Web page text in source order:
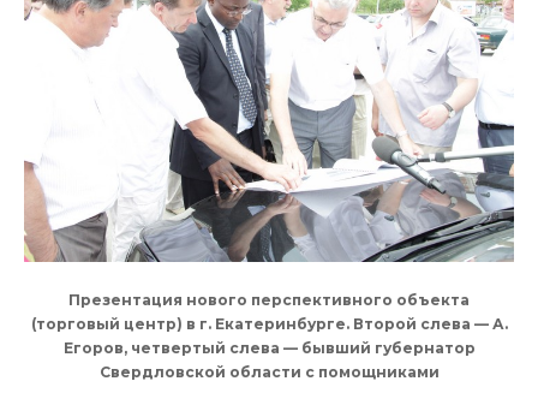
Презентация нового перспективного объекта
(торговый центр) в г. Екатеринбурге. Второй слева — А.
Егоров, четвертый слева — бывший губернатор
Свердловской области с помощниками